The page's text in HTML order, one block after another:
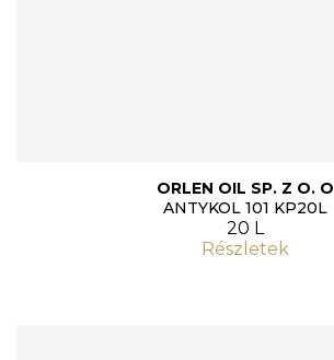
ORLEN OIL SP. Z O. O
ANTYKOL 101 KP20L
20 L
Részletek